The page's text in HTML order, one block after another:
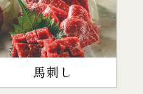
馬刺し